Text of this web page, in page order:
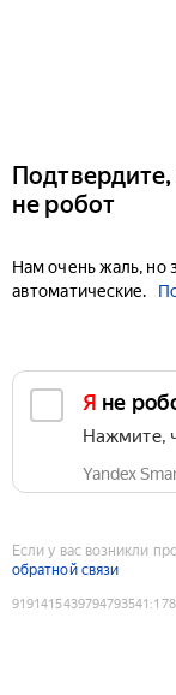
не робот
Нам очень жаль, но
автоматические.
Я не
Нажмите,
Yandex
Если у вас возникли
обратной связи
9191415439794793541 :